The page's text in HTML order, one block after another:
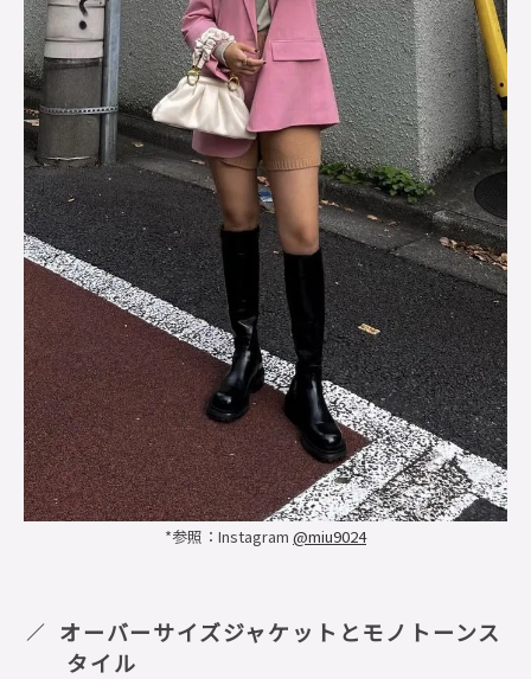
*参照：Instagram @miu9024
オーバーサイズジャケットとモノトーンス
タイル